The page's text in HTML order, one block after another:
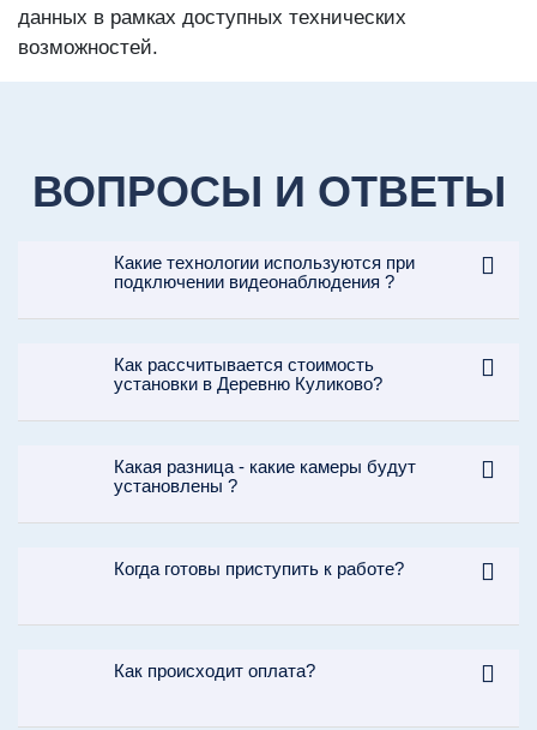
данных в рамках доступных технических
возможностей.
ВОПРОСЫ И ОТВЕТЫ
Какие технологии используются при
подключении видеонаблюдения ?
Как рассчитывается стоимость
установки в Деревню Куликово?
Какая разница - какие камеры будут
установлены ?
Когда готовы приступить к работе?
Как происходит оплата?